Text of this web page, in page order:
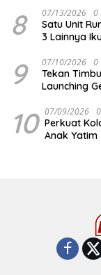
8 07/13/2026 0
Satu Unit
3 Lainnya
9 07/10/2026 0
Tekan
Launching
10 07/09/2026
Perkuat
Anak